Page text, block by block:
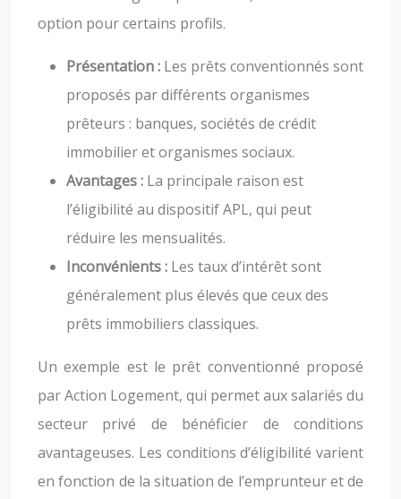
option pour certains profils.
Présentation : Les prêts conventionnés sont
proposés par différents organismes
prêteurs : banques, sociétés de crédit
immobilier et organismes sociaux.
Avantages : La principale raison est
l’éligibilité au dispositif APL, qui peut
réduire les mensualités.
Inconvénients : Les taux d’intérêt sont
généralement plus élevés que ceux des
prêts immobiliers classiques.
Un exemple est le prêt conventionné proposé
par Action Logement, qui permet aux salariés du
secteur privé de bénéficier de conditions
avantageuses. Les conditions d’éligibilité varient
en fonction de la situation de l’emprunteur et de